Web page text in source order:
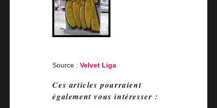
Source :Velvet Liga
Ces articles pourraient
également vous intéresser :